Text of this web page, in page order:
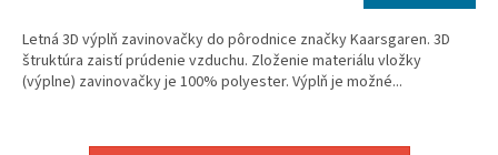
hviezdičiek.
Letná 3D výplň zavinovačky do pôrodnice značky Kaarsgaren. 3D
štruktúra zaistí prúdenie vzduchu. Zloženie materiálu vložky
(výplne) zavinovačky je 100% polyester. Výplň je možné...